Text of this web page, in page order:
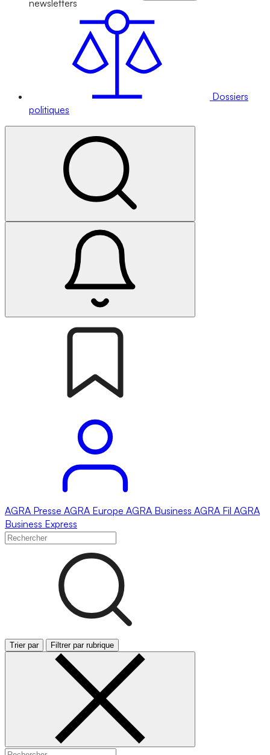
newsletters
Dossiers
politiques
AGRA Presse AGRA Europe AGRA Business AGRA Fil AGRA
Business Express
Trier par Filtrer par rubrique